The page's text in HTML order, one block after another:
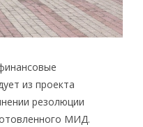
из проекта
резолюции
МИД.